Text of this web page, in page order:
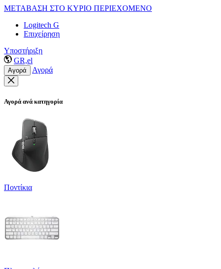
ΜΕΤΑΒΑΣΗ ΣΤΟ ΚΥΡΙΟ ΠΕΡΙΕΧΟΜΕΝΟ
Logitech G
Επιχείρηση
Υποστήριξη
GR,el
Αγορά Αγορά
Αγορά ανά κατηγορία
Ποντίκια